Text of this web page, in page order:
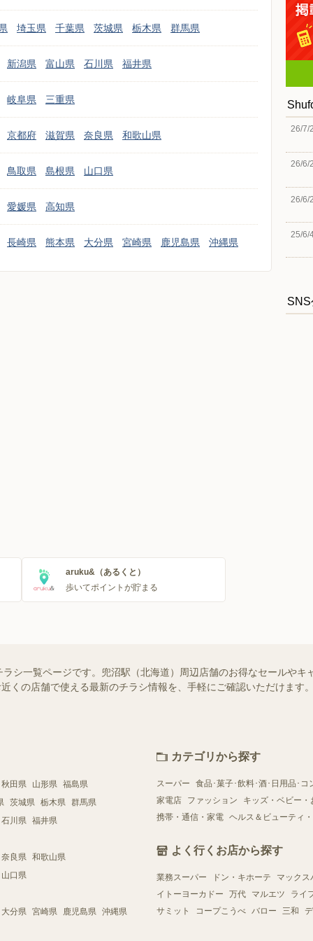
埼玉県 千葉県 茨城県 栃木県 群馬県
新潟県 富山県 石川県 福井県
岐阜県 三重県
京都府 滋賀県 奈良県 和歌山県
鳥取県 島根県 山口県
愛媛県 高知県
長崎県 熊本県 大分県 宮崎県 鹿児島県 沖縄県
26/7/
26/6/
26/6/
25/6/
aruku&（あるくと）
歩いてポイントが貯まる
シ一覧ページです。兜沼駅（北海道）周辺店舗のお得なセールやキ
くの店舗で使える最新のチラシ情報を、手軽にご確認いただけます
秋田県 山形県 福島県
茨城県 栃木県 群馬県
石川県 福井県
奈良県 和歌山県
山口県
大分県 宮崎県 鹿児島県 沖縄県
カテゴリから探す
スーパー
食品･菓子･飲料･酒･日用品･コ
家電店
ファッション
キッズ・ベビー・
携帯・通信・家電 ヘルス＆ビューティ
よく行くお店から探す
業務スーパー ドン・キホーテ
マックス
イトーヨーカドー
万代 マルエツ
ライ
サミット
コープこうべ バロー 三和